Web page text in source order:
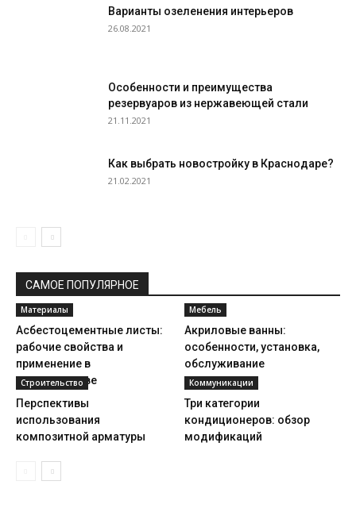
Варианты озеленения интерьеров
26.08.2021
Особенности и преимущества
резервуаров из нержавеющей стали
21.11.2021
Как выбрать новостройку в Краснодаре?
21.02.2021
САМОЕ ПОПУЛЯРНОЕ
Материалы
Асбестоцементные листы:
рабочие свойства и
применение в
строительстве
Мебель
Акриловые ванны:
особенности, установка,
обслуживание
Строительство
Перспективы
использования
композитной арматуры
Коммуникации
Три категории
кондиционеров: обзор
модификаций